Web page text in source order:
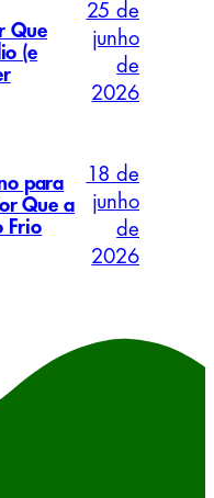
Que
(e
25 de
junho
de
2026
para
Que a
Frio
18 de
junho
de
2026